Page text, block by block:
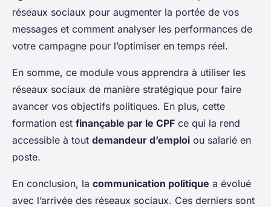
réseaux sociaux pour augmenter la portée de vos
messages et comment analyser les performances de
votre campagne pour l’optimiser en temps réel.
En somme, ce module vous apprendra à utiliser les
réseaux sociaux de manière stratégique pour faire
avancer vos objectifs politiques. En plus, cette
formation est finançable par le CPF ce qui la rend
accessible à tout demandeur d’emploi ou salarié en
poste.
En conclusion, la communication politique a évolué
avec l’arrivée des réseaux sociaux. Ces derniers sont